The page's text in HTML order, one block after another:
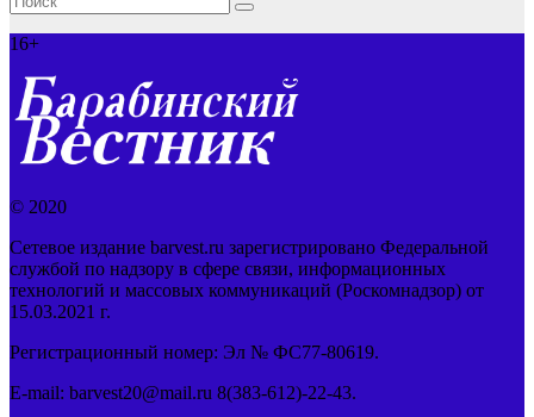
16+
© 2020
Сетевое издание barvest.ru зарегистрировано Федеральной
службой по надзору в сфере связи, информационных
технологий и массовых коммуникаций (Роскомнадзор) от
15.03.2021 г.
Регистрационный номер: Эл № ФС77-80619.
E-mail: barvest20@mail.ru 8(383-612)-22-43.